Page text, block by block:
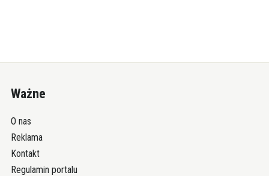
Ważne
O nas
Reklama
Kontakt
Regulamin portalu